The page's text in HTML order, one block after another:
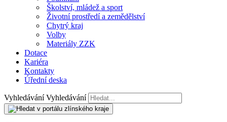
Školství, mládež a sport
Životní prostředí a zemědělství
Chytrý kraj
Volby
Materiály ZZK
Dotace
Kariéra
Kontakty
Úřední deska
Vyhledávání Vyhledávání